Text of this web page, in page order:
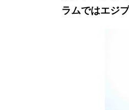
ラムではエジ